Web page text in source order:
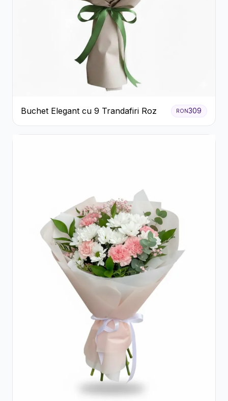
Buchet Elegant cu 9 Trandafiri Roz RON309